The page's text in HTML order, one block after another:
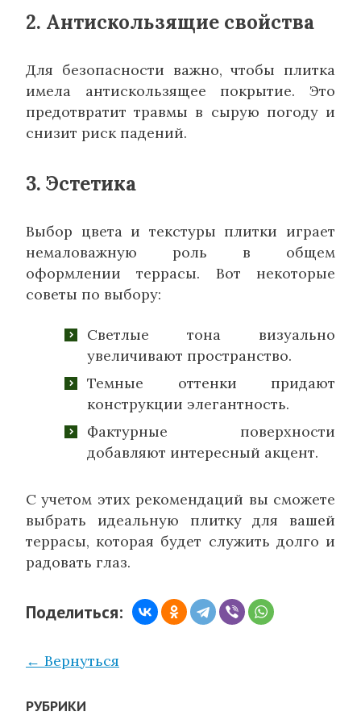
2. Антискользящие свойства
Для безопасности важно, чтобы плитка
имела антискользящее покрытие. Это
предотвратит травмы в сырую погоду и
снизит риск падений.
3. Эстетика
Выбор цвета и текстуры плитки играет
немаловажную роль в общем
оформлении террасы. Вот некоторые
советы по выбору:
Светлые тона визуально
увеличивают пространство.
Темные оттенки придают
конструкции элегантность.
Фактурные поверхности
добавляют интересный акцент.
С учетом этих рекомендаций вы сможете
выбрать идеальную плитку для вашей
террасы, которая будет служить долго и
радовать глаз.
Поделиться:
← Вернуться
РУБРИКИ